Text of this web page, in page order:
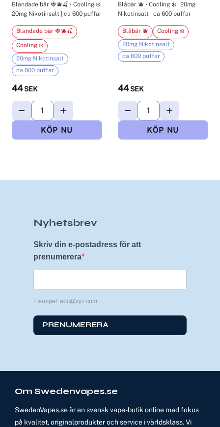
Blandade bär 🍓🫐🍒 • Cooling ❄️|
20mg Nikotinsalt | ca 600 puffar
44SEK
Blandade bär 🍓🫐🍒
Cooling ❄️
20mg Nikotinsalt
ca 600 puffar
Blåbär 🫐 • Cooling ❄️ | 20mg
Nikotinsalt | ca 600 puffar
44SEK
Blåbär 🫐
Cooling ❄️
20mg Nikotinsalt
ca 600 puffar
Nyhetsbrev
Skriv din e-postadress för att
prenumerera
Exempel: abc@xyz.com
PRENUMERERA
Om Swedenvapes.se
SwedenVapes.se är en svensk vape-butik online med fokus
på kvalitet, originalprodukter och service i världsklass. Vi